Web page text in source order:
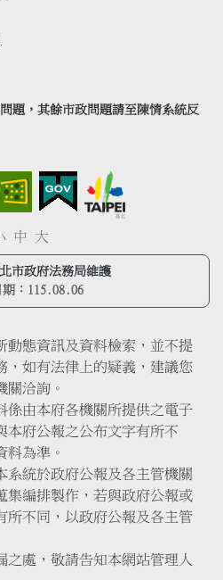
題，其餘市政問題請至陳情系統反
中 大
市政府法務局維護
： 115.08.06
動態資訊及資料檢索，並不提
，如有法律上的疑義，建議您
關洽詢。
係由本府各機關所提供之電子
本府公報之公布文字有所不
料為準。
系統於政府公報及各主管機關
集編排製作，若與政府公報或
所不同，以政府公報及各主管
之處，敬請告知本網站管理人